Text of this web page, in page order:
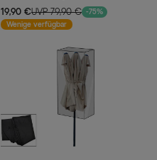
19,90 €UVP 79,90 € -75%
Wenige verfügbar